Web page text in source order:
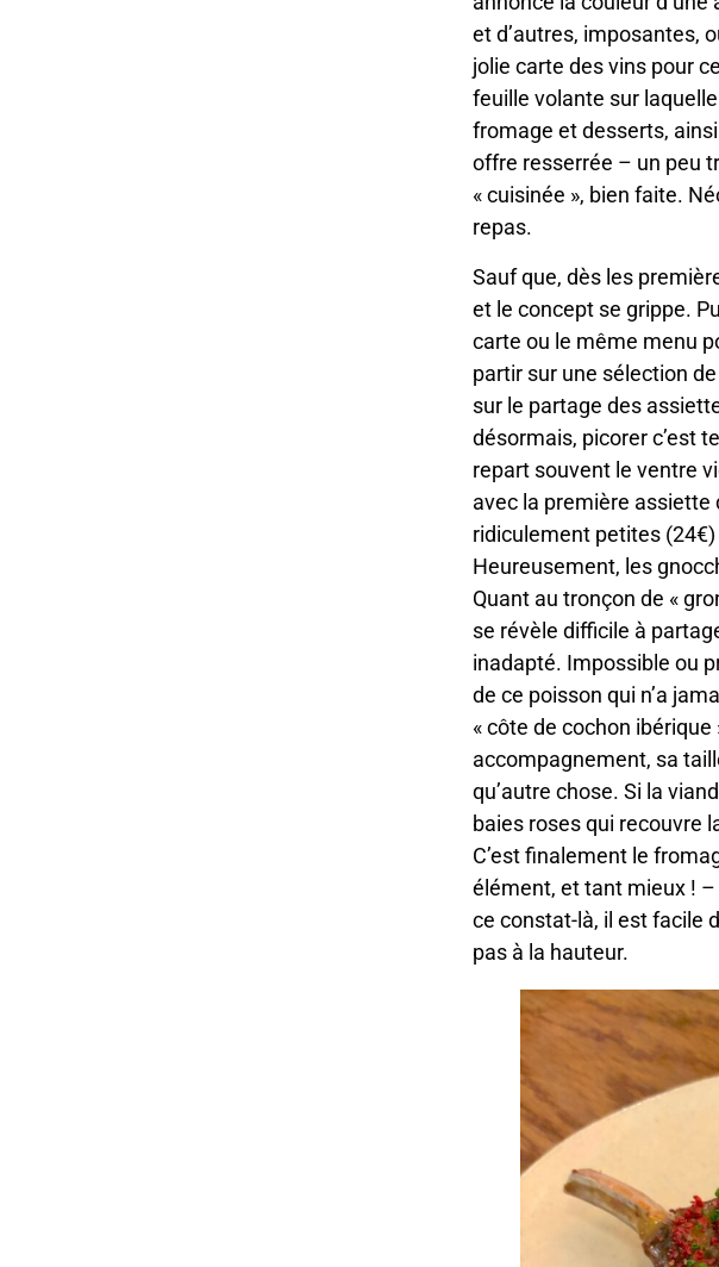
et d’autres, imposantes,
jolie carte des vins pour
feuille volante sur
fromage et desserts,
offre resserrée – un peu
« cuisinée », bien faite.
repas.
Sauf que, dès les
et le concept se grippe.
carte ou le même menu
partir sur une sélection
sur le partage des
désormais, picorer c’est
repart souvent le ventre
avec la première
ridiculement petites
Heureusement, les
Quant au tronçon de «
se révèle difficile à
inadapté. Impossible ou
de ce poisson qui n’a
« côte de cochon
accompagnement, sa
qu’autre chose. Si la
baies roses qui recouvre
C’est finalement le
élément, et tant mieux ! –
ce constat-là, il est facile
pas à la hauteur.